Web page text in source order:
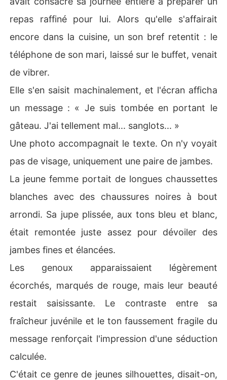
repas raffiné pour lui. Alors qu'elle s'affairait
encore dans la cuisine, un son bref retentit : le
téléphone de son mari, laissé sur le buffet, venait
de vibrer.
Elle s'en saisit machinalement, et l'écran afficha
un message : « Je suis tombée en portant le
gâteau. J'ai tellement mal... sanglots... »
Une photo accompagnait le texte. On n'y voyait
pas de visage, uniquement une paire de jambes.
La jeune femme portait de longues chaussettes
blanches avec des chaussures noires à bout
arrondi. Sa jupe plissée, aux tons bleu et blanc,
était remontée juste assez pour dévoiler des
jambes fines et élancées.
Les genoux apparaissaient légèrement
écorchés, marqués de rouge, mais leur beauté
restait saisissante. Le contraste entre sa
fraîcheur juvénile et le ton faussement fragile du
message renforçait l'impression d'une séduction
calculée.
C'était ce genre de jeunes silhouettes, disait-on,